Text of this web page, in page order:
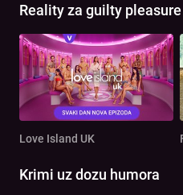
Reality za guilty pleasure
Love Island UK
Krimi uz dozu humora